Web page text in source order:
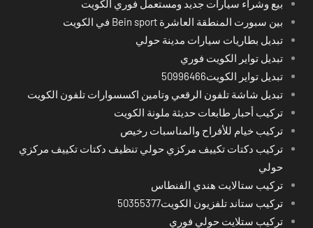
بيع وشراء سيارات جديد ومستعمل فوري الكويت
بين سبورت المنطقة العاشرة Bein sport في الكويت
تبديل بطاريات سيارات مدينة حولي
تبديل تواير الكويت فوري
تبديل تواير الكويت50996466
تبديل شاشة تلفون الرقعي وتامين اكسسوارات تلفون الكويت
تركيب أحبار طابعات حديثة ملونة الكويت
تركيب خيام للأفراح والمناسبات رخيص
تركيب دكتات تكييف مركزي حولي تنظيف دكتات تكييف مركزي
حولي
تركيب ستالايت هندي الفنطاس
تركيب ستاند تلفزيون الكويت50355377
تركيب ستلايت حولي فوري